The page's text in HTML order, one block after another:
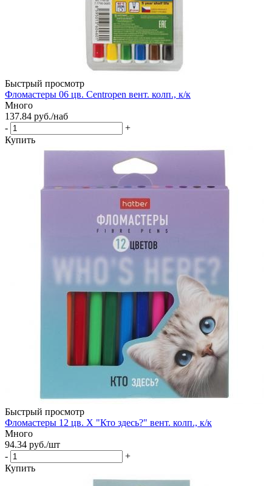
Быстрый просмотр
Фломастеры 06 цв. Centropen вент. колп., к/к
Много
137.84 руб./наб
-
+
Купить
Быстрый просмотр
Фломастеры 12 цв. Х "Кто здесь?" вент. колп., к/к
Много
94.34 руб./шт
-
+
Купить